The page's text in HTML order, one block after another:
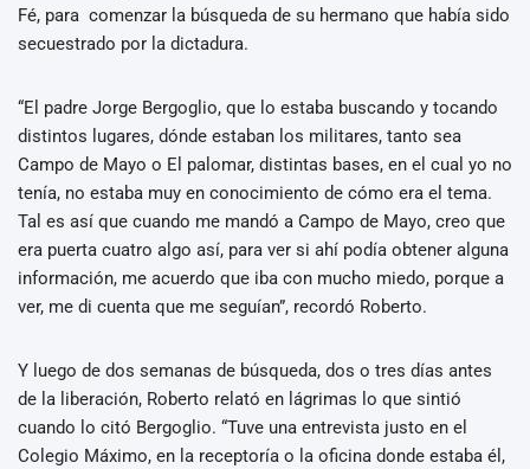
Fé, para comenzar la búsqueda de su hermano que había sido
secuestrado por la dictadura.
“El padre Jorge Bergoglio, que lo estaba buscando y tocando
distintos lugares, dónde estaban los militares, tanto sea
Campo de Mayo o El palomar, distintas bases, en el cual yo no
tenía, no estaba muy en conocimiento de cómo era el tema.
Tal es así que cuando me mandó a Campo de Mayo, creo que
era puerta cuatro algo así, para ver si ahí podía obtener alguna
información, me acuerdo que iba con mucho miedo, porque a
ver, me di cuenta que me seguían”, recordó Roberto.
Y luego de dos semanas de búsqueda, dos o tres días antes
de la liberación, Roberto relató en lágrimas lo que sintió
cuando lo citó Bergoglio. “Tuve una entrevista justo en el
Colegio Máximo, en la receptoría o la oficina donde estaba él,